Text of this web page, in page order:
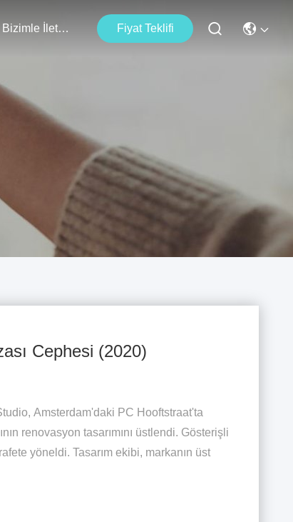
Bizimle İletişim Fiyat Teklifi
Cephesi (2020)
Amsterdam'daki PC Hooftstraat'ta
renovasyon tasarımını üstlendi. Gösterişli
yöneldi. Tasarım ekibi, markanın üst